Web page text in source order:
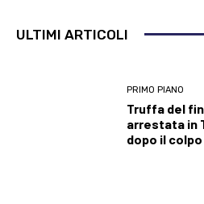
ULTIMI ARTICOLI
PRIMO PIANO
Truffa del
arrestata in
dopo il